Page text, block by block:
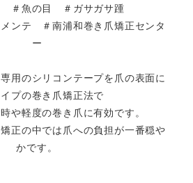
魚の目 ＃ガサガサ踵
ンテ ＃南浦和巻き爪矯正センタ
ー
用のシリコンテープを爪の表面に
プの巻き爪矯正法で
や軽度の巻き爪に有効です。
正の中では爪への負担が一番穏や
かです。